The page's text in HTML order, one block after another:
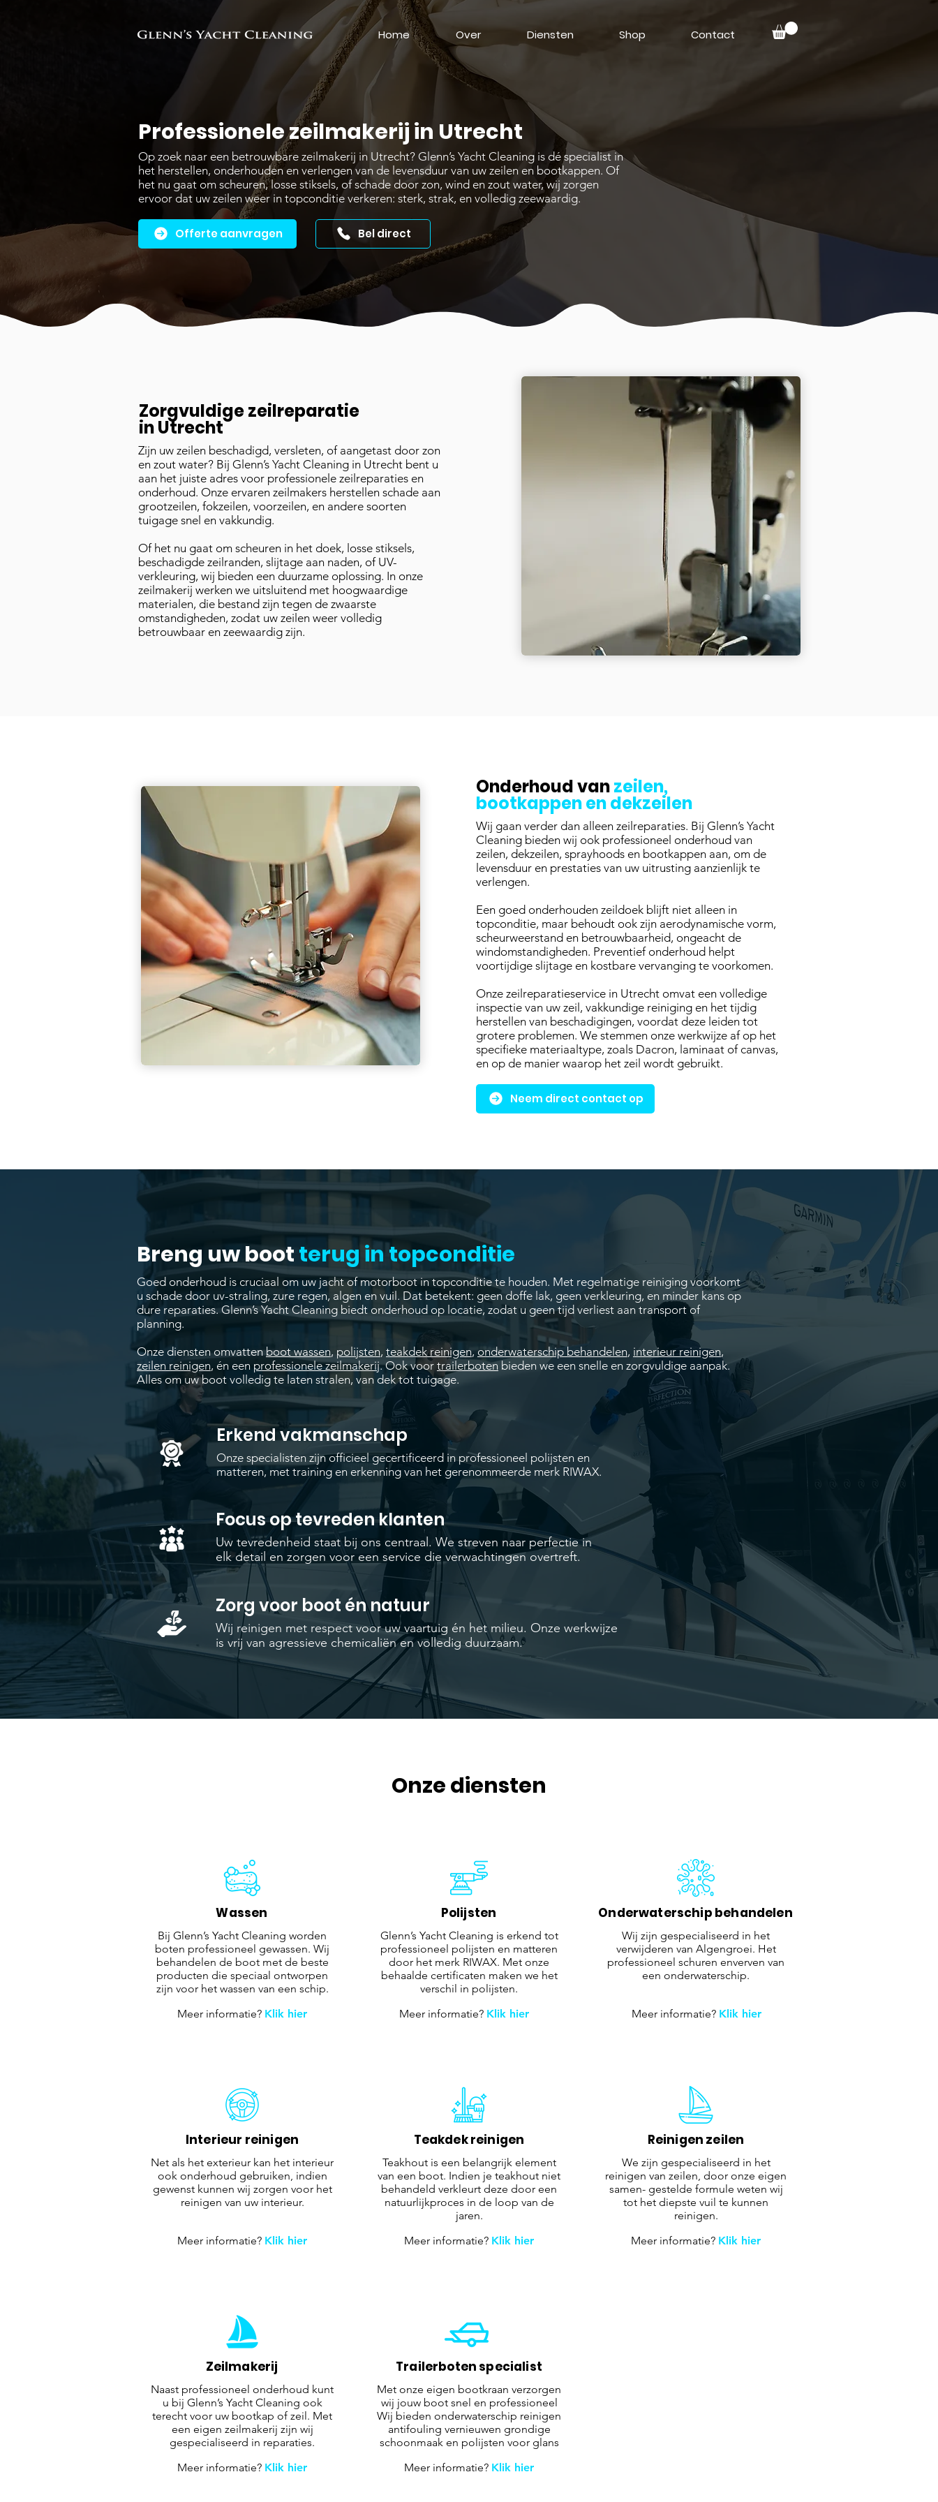
Home Over Diensten Shop Contact
Professionele zeilmakerij in Utrecht
Op zoek naar een betrouwbare zeilmakerij in Utrecht? Glenn’s Yacht Cleaning is dé specialist in
het herstellen, onderhouden en verlengen van de levensduur van uw zeilen en bootkappen. Of
het nu gaat om scheuren, losse stiksels, of schade door zon, wind en zout water, wij zorgen
ervoor dat uw zeilen weer in topconditie verkeren: sterk, strak, en volledig zeewaardig.
Offerte aanvragen Bel direct
Zorgvuldige zeilreparatie
in Utrecht
Zijn uw zeilen beschadigd, versleten, of aangetast door zon
en zout water? Bij Glenn’s Yacht Cleaning in Utrecht bent u
aan het juiste adres voor professionele zeilreparaties en
onderhoud. Onze ervaren zeilmakers herstellen schade aan
grootzeilen, fokzeilen, voorzeilen, en andere soorten
tuigage snel en vakkundig.
Of het nu gaat om scheuren in het doek, losse stiksels,
beschadigde zeilranden, slijtage aan naden, of UV-
verkleuring, wij bieden een duurzame oplossing. In onze
zeilmakerij werken we uitsluitend met hoogwaardige
materialen, die bestand zijn tegen de zwaarste
omstandigheden, zodat uw zeilen weer volledig
betrouwbaar en zeewaardig zijn.
Onderhoud vanzeilen,
bootkappen en dekzeilen
Wij gaan verder dan alleen zeilreparaties. Bij Glenn’s Yacht
Cleaning bieden wij ook professioneel onderhoud van
zeilen, dekzeilen, sprayhoods en bootkappen aan, om de
levensduur en prestaties van uw uitrusting aanzienlijk te
verlengen.
Een goed onderhouden zeildoek blijft niet alleen in
topconditie, maar behoudt ook zijn aerodynamische vorm,
scheurweerstand en betrouwbaarheid, ongeacht de
windomstandigheden. Preventief onderhoud helpt
voortijdige slijtage en kostbare vervanging te voorkomen.
Onze zeilreparatieservice in Utrecht omvat een volledige
inspectie van uw zeil, vakkundige reiniging en het tijdig
herstellen van beschadigingen, voordat deze leiden tot
grotere problemen. We stemmen onze werkwijze af op het
specifieke materiaaltype, zoals Dacron, laminaat of canvas,
en op de manier waarop het zeil wordt gebruikt.
Neem direct contact op
Breng uw bootterug in topconditie
Goed onderhoud is cruciaal om uw jacht of motorboot in topconditie te houden. Met regelmatige reiniging voorkomt
u schade door uv-straling, zure regen, algen en vuil. Dat betekent: geen doffe lak, geen verkleuring, en minder kans op
dure reparaties. Glenn’s Yacht Cleaning biedt onderhoud op locatie, zodat u geen tijd verliest aan transport of
planning.
Onze diensten omvattenboot wassen, polijsten, teakdek reinigen, onderwaterschip behandelen, interieur reinigen,
zeilen reinigen, én een professionele zeilmakerij. Ook voor trailerbotenbieden we een snelle en zorgvuldige aanpak.
Alles om uw boot volledig te laten stralen, van dek tot tuigage.
Erkend vakmanschap
Onze specialisten zijn officieel gecertificeerd in professioneel polijsten en
matteren, met training en erkenning van het gerenommeerde merk RIWAX.
Focus op tevreden klanten
Uw tevredenheid staat bij ons centraal. We streven naar perfectie in
elk detail en zorgen voor een service die verwachtingen overtreft.
Zorg voor boot én natuur
Wij reinigen met respect voor uw vaartuig én het milieu. Onze werkwijze
is vrij van agressieve chemicaliën en volledig duurzaam.
Onze diensten
Wassen
Bij Glenn’s Yacht Cleaning worden
boten professioneel gewassen. Wij
behandelen de boot met de beste
producten die speciaal ontworpen
zijn voor het wassen van een schip.
Meer informatie? Klik hier
Polijsten
Glenn’s Yacht Cleaning is erkend tot
professioneel polijsten en matteren
door het merk RIWAX. Met onze
behaalde certificaten maken we het
verschil in polijsten.
Meer informatie? Klik hier
Onderwaterschip behandelen
Wij zijn gespecialiseerd in het
verwijderen van Algengroei. Het
professioneel schuren enverven van
een onderwaterschip.
Meer informatie? Klik hier
Interieur reinigen
Net als het exterieur kan het interieur
ook onderhoud gebruiken, indien
gewenst kunnen wij zorgen voor het
reinigen van uw interieur.
Meer informatie? Klik hier
Teakdek reinigen
Teakhout is een belangrijk element
van een boot. Indien je teakhout niet
behandeld verkleurt deze door een
natuurlijkproces in de loop van de
jaren.
Meer informatie? Klik hier
Reinigen zeilen
We zijn gespecialiseerd in het
reinigen van zeilen, door onze eigen
samen- gestelde formule weten wij
tot het diepste vuil te kunnen
reinigen.
Meer informatie? Klik hier
Zeilmakerij
Naast professioneel onderhoud kunt
u bij Glenn’s Yacht Cleaning ook
terecht voor uw bootkap of zeil. Met
een eigen zeilmakerij zijn wij
gespecialiseerd in reparaties.
Meer informatie? Klik hier
Trailerboten specialist
Met onze eigen bootkraan verzorgen
wij jouw boot snel en professioneel
Wij bieden onderwaterschip reinigen
antifouling vernieuwen grondige
schoonmaak en polijsten voor glans
Meer informatie? Klik hier